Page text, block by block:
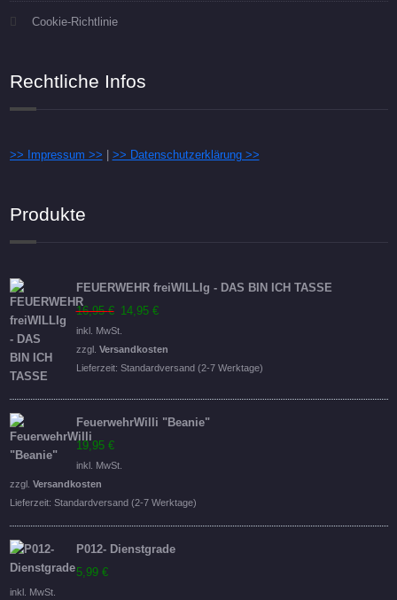
Cookie-Richtlinie
Rechtliche Infos
>> Impressum >> >> Datenschutzerklärung >>
Produkte
FEUERWEHR freiWILLIg - DAS BIN ICH TASSE
16,95€ Ursprünglicher
Preis
war:
16,95 €
14,95 €
ist:
14,95 €.
inkl. MwSt.
zzgl. Versandkosten
Lieferzeit: Standardversand (2-7 Werktage)
FeuerwehrWilli "Beanie"
19,95 €
inkl. MwSt.
zzgl. Versandkosten
Lieferzeit: Standardversand (2-7 Werktage)
P012- Dienstgrade
5,99 €
inkl. MwSt.